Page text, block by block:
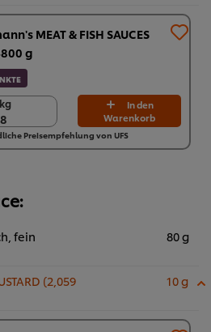
MEAT & FISH SAUCES
g
In den
Warenkorb
Preisempfehlung von UFS
fein
80 g
(2,059
10 g